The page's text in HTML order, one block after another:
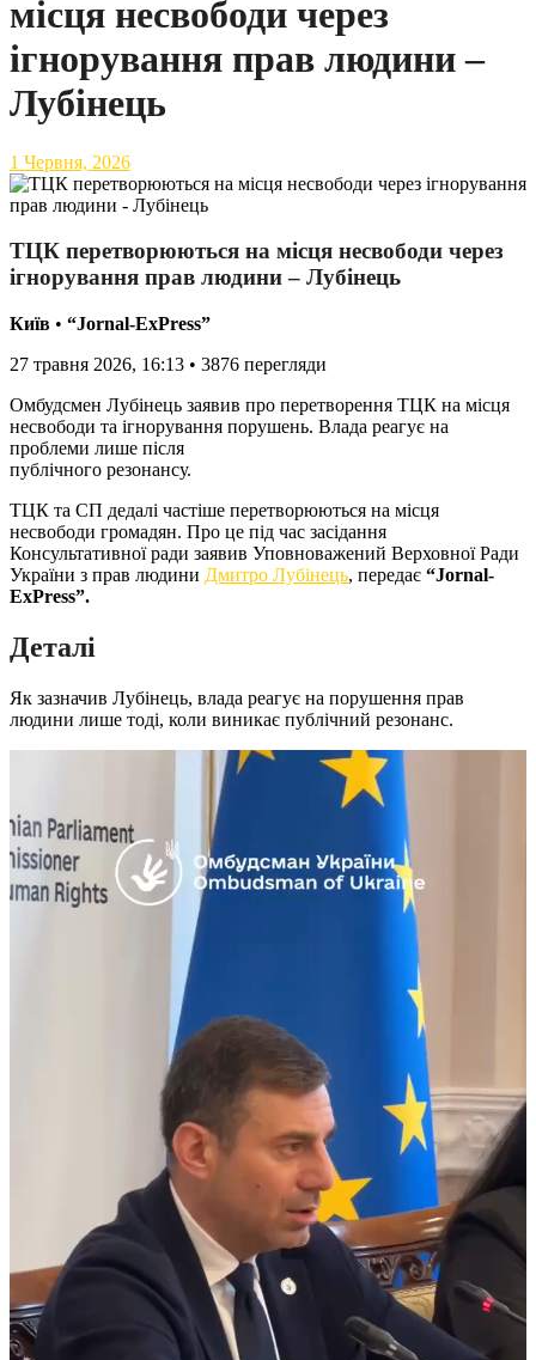
місця несвободи через
ігнорування прав людини –
Лубінець
1 Червня, 2026
ТЦК перетворюються на місця несвободи через
ігнорування прав людини – Лубінець
Київ • “Jornal-ExPress”
27 травня 2026, 16:13 • 3876 перегляди
Омбудсмен Лубінець заявив про перетворення ТЦК на місця
несвободи та ігнорування порушень. Влада реагує на
проблеми лише після
публічного резонансу.
ТЦК та СП дедалі частіше перетворюються на місця
несвободи громадян. Про це під час засідання
Консультативної ради заявив Уповноважений Верховної Ради
України з прав людини Дмитро Лубінець, передає “Jornal-
ExPress”.
Деталі
Як зазначив Лубінець, влада реагує на порушення прав
людини лише тоді, коли виникає публічний резонанс.